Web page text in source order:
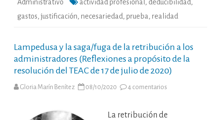
Administrativo actividad profesional , deducibilidad ,
gastos,justificación, necesariedad , prueba , realidad
Lampedusa y la saga/fuga de la retribución a los
administradores (Reflexiones a propósito de la
resolución del TEAC de 17 de julio de 2020)
Gloria Marín Benítez 08/10/2020 4 comentarios
saga/fuga
La retribución de